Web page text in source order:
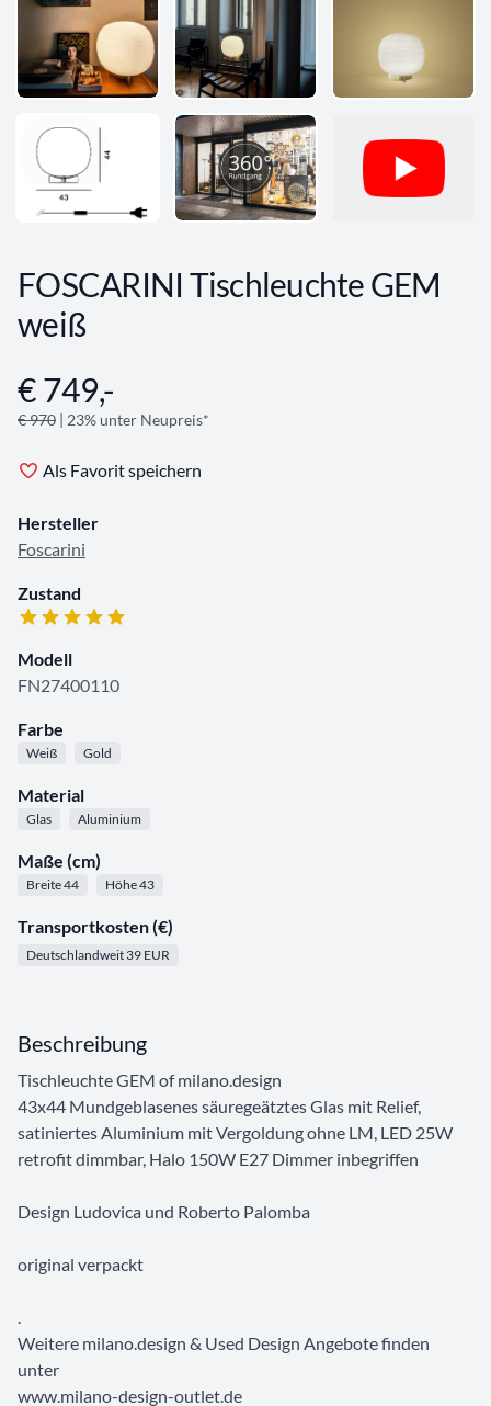
FOSCARINI Tischleuchte GEM
weiß
Angebotsinformationen
€ 749,-
€ 970 | 23% unter Neupreis*
Als Favorit speichern
Hersteller
Foscarini
Zustand
Modell
FN27400110
Farbe
Weiß Gold
Material
Glas Aluminium
Maße (cm)
Breite 44 Höhe 43
Transportkosten (€)
Deutschlandweit 39 EUR
Beschreibung
Tischleuchte GEM of milano.design
43x44 Mundgeblasenes säuregeätztes Glas mit Relief,
satiniertes Aluminium mit Vergoldung ohne LM, LED 25W
retrofit dimmbar, Halo 150W E27 Dimmer inbegriffen
Design Ludovica und Roberto Palomba
original verpackt
.
Weitere milano.design & Used Design Angebote finden
unter
www.milano-design-outlet.de